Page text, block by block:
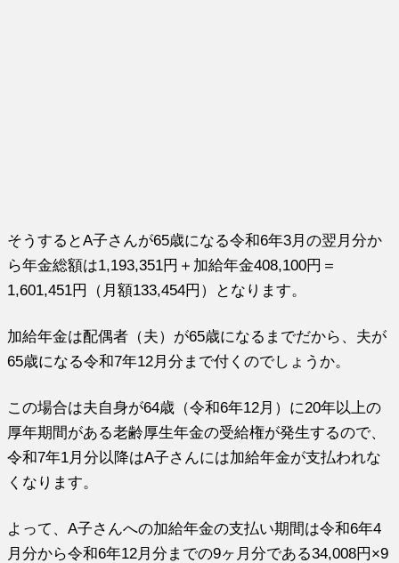
そうするとA子さんが65歳になる令和6年3月の翌月分か
ら年金総額は1,193,351円＋加給年金408,100円＝
1,601,451円（月額133,454円）となります。
加給年金は配偶者（夫）が65歳になるまでだから、夫が
65歳になる令和7年12月分まで付くのでしょうか。
この場合は夫自身が64歳（令和6年12月）に20年以上の
厚年期間がある老齢厚生年金の受給権が発生するので、
令和7年1月分以降はA子さんには加給年金が支払われな
くなります。
よって、A子さんへの加給年金の支払い期間は令和6年4
月分から令和6年12月分までの9ヶ月分である34,008円×9